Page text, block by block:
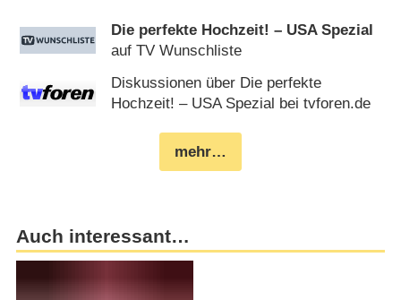
Die perfekte Hochzeit! – USA Spezial
auf TV Wunschliste
Diskussionen über Die perfekte
Hochzeit! – USA Spezial bei tvforen.de
mehr…
Auch interessant…